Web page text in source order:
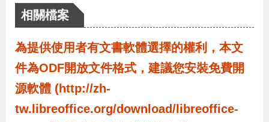
布
為
民
服
務
相關檔案
為提供使用者有文書軟體選擇的權利，本文
件為ODF開放文件格式，建議您安裝免費開
源軟體 (http://zh-
tw.libreoffice.org/download/libreoffice-